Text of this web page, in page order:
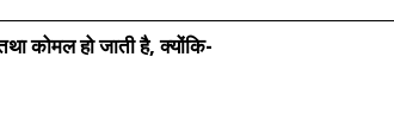
कोमल हो जाती है, क्योंकि-